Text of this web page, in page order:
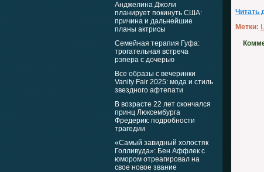
Анджелина Джоли
планирует покинуть США:
причина и дальнейшие
планы актрисы
Семейная терапия Гуфа:
трогательная встреча
рэпера с дочерью
Все образы с вечеринки
Vanity Fair 2025: мода и стиль
звездного афтепати
В возрасте 22 лет скончался
принц Люксембурга
Фредерик: подробности
трагедии
«Самый завидный холостяк
Голливуда»: Бен Аффлек с
юмором отреагировал на
свое новое звание
Читать
Метки: